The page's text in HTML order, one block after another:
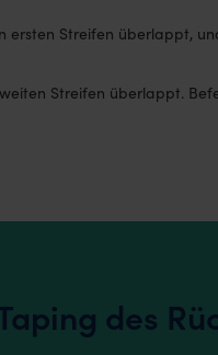
ersten Streifen überlappt,
Streifen überlappt.
des